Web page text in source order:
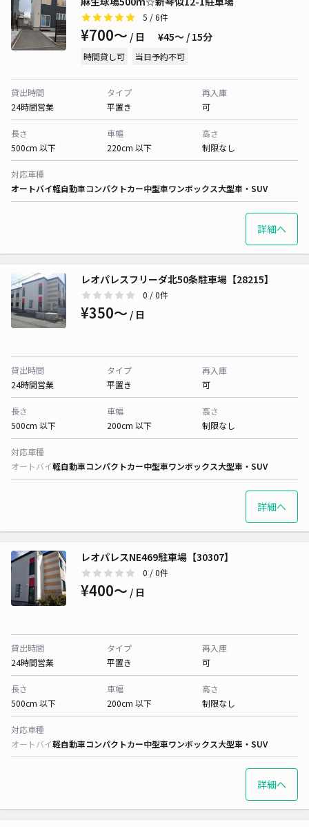
5 / 6件
¥700〜 / 日 ¥45〜 / 15分
時間貸し可 当日予約不可
貸出時間
24時間営業
タイプ
平置き
再入庫
可
長さ
500cm 以下
車幅
220cm 以下
高さ
制限なし
対応車種
オートバイ軽自動車コンパクトカー中型車ワンボックス大型車・SUV
詳細へ
レオパレスフリーダ北50条駐車場【28215】
0 / 0件
¥350〜 / 日
貸出時間
24時間営業
タイプ
平置き
再入庫
可
長さ
500cm 以下
車幅
200cm 以下
高さ
制限なし
対応車種
オートバイ軽自動車コンパクトカー中型車ワンボックス大型車・SUV
詳細へ
レオパレスNE469駐車場【30307】
0 / 0件
¥400〜 / 日
貸出時間
24時間営業
タイプ
平置き
再入庫
可
長さ
500cm 以下
車幅
200cm 以下
高さ
制限なし
対応車種
オートバイ軽自動車コンパクトカー中型車ワンボックス大型車・SUV
詳細へ